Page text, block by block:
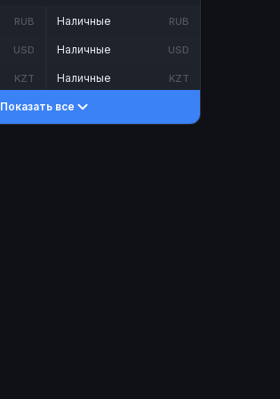
RUB
USD
KZT
Наличные RUB
Наличные USD
Наличные KZT
Показать все